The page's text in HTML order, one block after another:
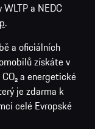
a NEDC
.
a oficiálních
získáte v
a energetické
je zdarma k
celé Evropské